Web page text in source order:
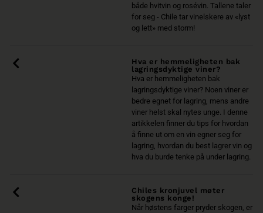
både hvitvin og rosévin. Tallene taler
for seg - Chile tar vinelskere av «lyst
og lett» med storm!
Hva er hemmeligheten bak
lagringsdyktige viner?
Hva er hemmeligheten bak
lagringsdyktige viner? Noen viner er
bedre egnet for lagring, mens andre
viner helst skal nytes unge. I denne
artikkelen finner du tips for hvordan
å finne ut om en vin egner seg for
lagring, hvordan du best lagrer vin og
hva du burde tenke på under lagring.
Chiles kronjuvel møter
skogens konge!
Når høstens farger pryder skogen, er